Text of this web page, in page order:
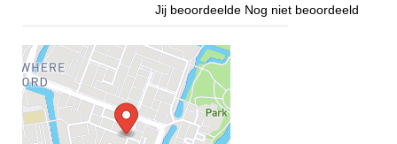
Jij beoordeelde Nog niet beoordeeld